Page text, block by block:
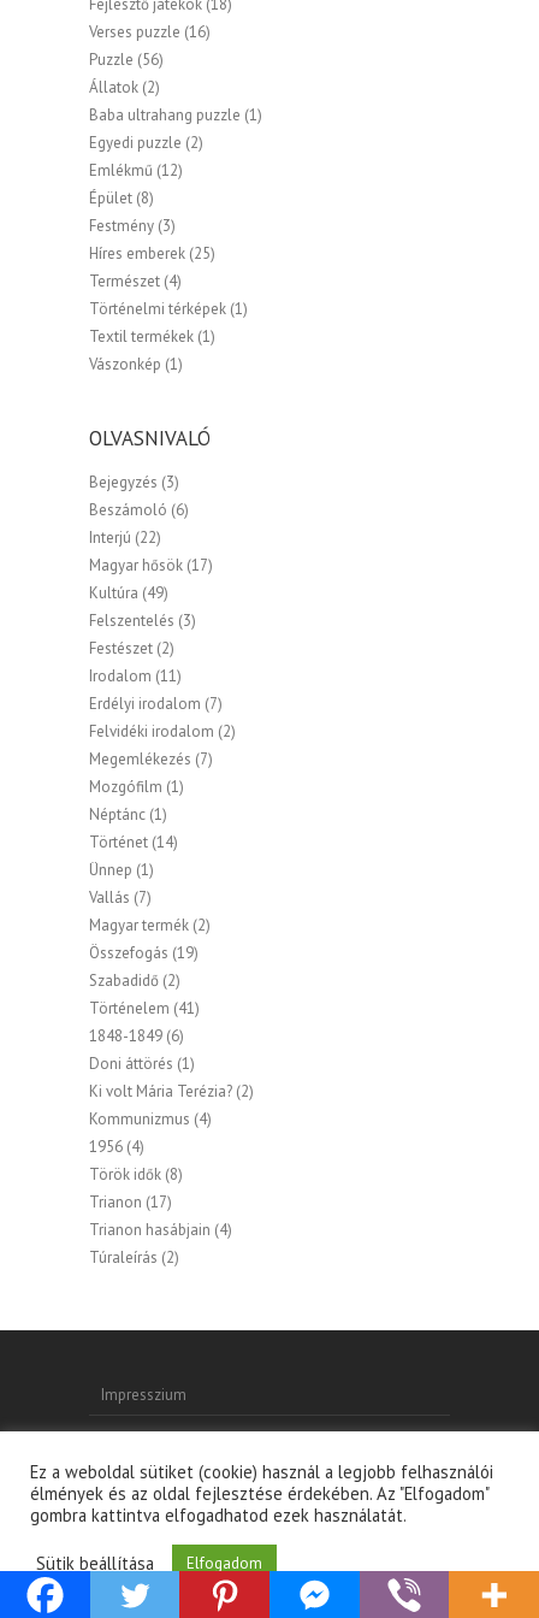
Verses puzzle (16)
Puzzle (56)
Állatok (2)
Baba ultrahang puzzle (1)
Egyedi puzzle (2)
Emlékmű (12)
Épület (8)
Festmény (3)
Híres emberek (25)
Természet (4)
Történelmi térképek (1)
Textil termékek (1)
Vászonkép (1)
OLVASNIVALÓ
Bejegyzés (3)
Beszámoló (6)
Interjú (22)
Magyar hősök (17)
Kultúra (49)
Felszentelés (3)
Festészet (2)
Irodalom (11)
Erdélyi irodalom (7)
Felvidéki irodalom (2)
Megemlékezés (7)
Mozgófilm (1)
Néptánc (1)
Történet (14)
Ünnep (1)
Vallás (7)
Magyar termék (2)
Összefogás (19)
Szabadidő (2)
Történelem (41)
1848-1849 (6)
Doni áttörés (1)
Ki volt Mária Terézia? (2)
Kommunizmus (4)
1956 (4)
Török idők (8)
Trianon (17)
Trianon hasábjain (4)
Túraleírás (2)
Impresszium
Copyright © 2026Magyarságunk Hungarikumunk
Adatkezelési tájékoztató| Theme by:
Powered by:
WordPress
Ez a weboldal sütiket (cookie) használ a legjobb felhasználói
élmények és az oldal fejlesztése érdekében. Az "Elfogadom"
gombra kattintva elfogadhatod ezek használatát.
Sütik beállítása Elfogadom